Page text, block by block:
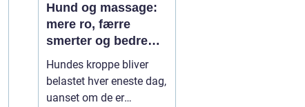
Hund og massage:
mere ro, færre
smerter og bedre
bevægelse
Hundes kroppe bliver
belastet hver eneste dag,
uanset om de er